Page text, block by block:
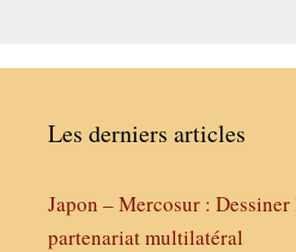
Les derniers articles
Japon – Mercosur : Dessiner
partenariat multilatéral